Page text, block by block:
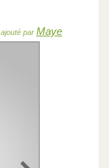
ajouté par Maye